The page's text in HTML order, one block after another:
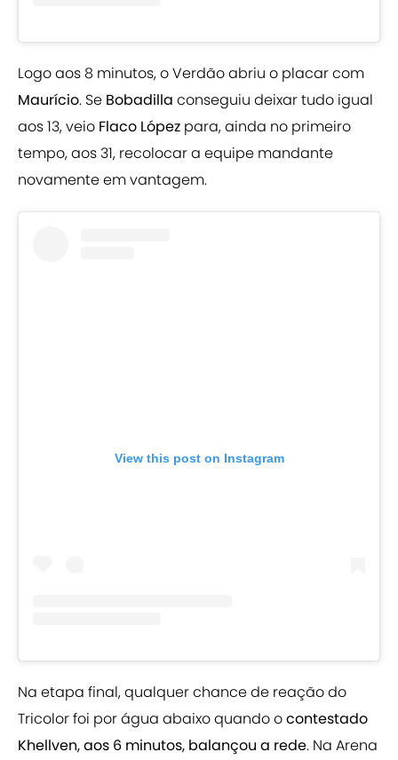
Logo aos 8 minutos, o Verdão abriu o placar com
Maurício. Se Bobadilla conseguiu deixar tudo igual
aos 13, veio Flaco López para, ainda no primeiro
tempo, aos 31, recolocar a equipe mandante
novamente em vantagem.
View this post on Instagram
Na etapa final, qualquer chance de reação do
Tricolor foi por água abaixo quando ocontestado
Khellven, aos 6 minutos, balançou a rede. Na Arena